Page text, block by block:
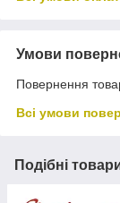
Умови
Повернення
Всі умови
Подібні